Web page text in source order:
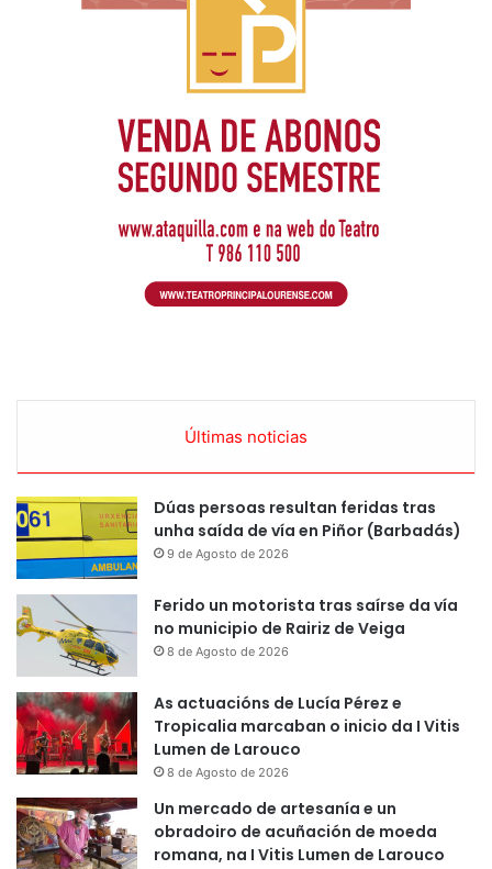
Últimas noticias
Dúas persoas resultan feridas tras
unha saída de vía en Piñor (Barbadás)
9 de Agosto de 2026
Ferido un motorista tras saírse da vía
no municipio de Rairiz de Veiga
8 de Agosto de 2026
As actuacións de Lucía Pérez e
Tropicalia marcaban o inicio da I Vitis
Lumen de Larouco
8 de Agosto de 2026
Un mercado de artesanía e un
obradoiro de acuñación de moeda
romana, na I Vitis Lumen de Larouco